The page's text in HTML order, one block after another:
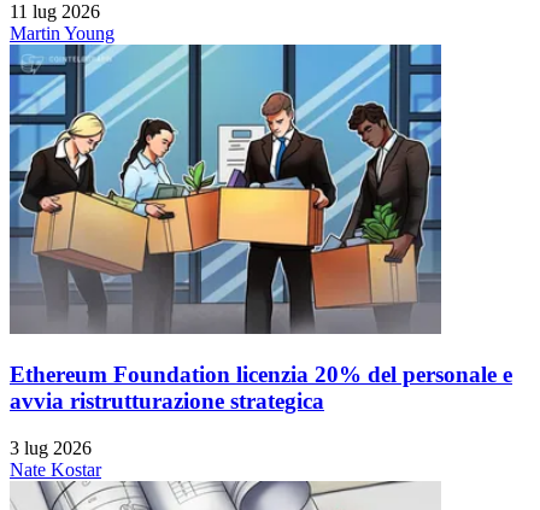
11 lug 2026
Martin Young
Ethereum Foundation licenzia 20% del personale e
avvia ristrutturazione strategica
3 lug 2026
Nate Kostar